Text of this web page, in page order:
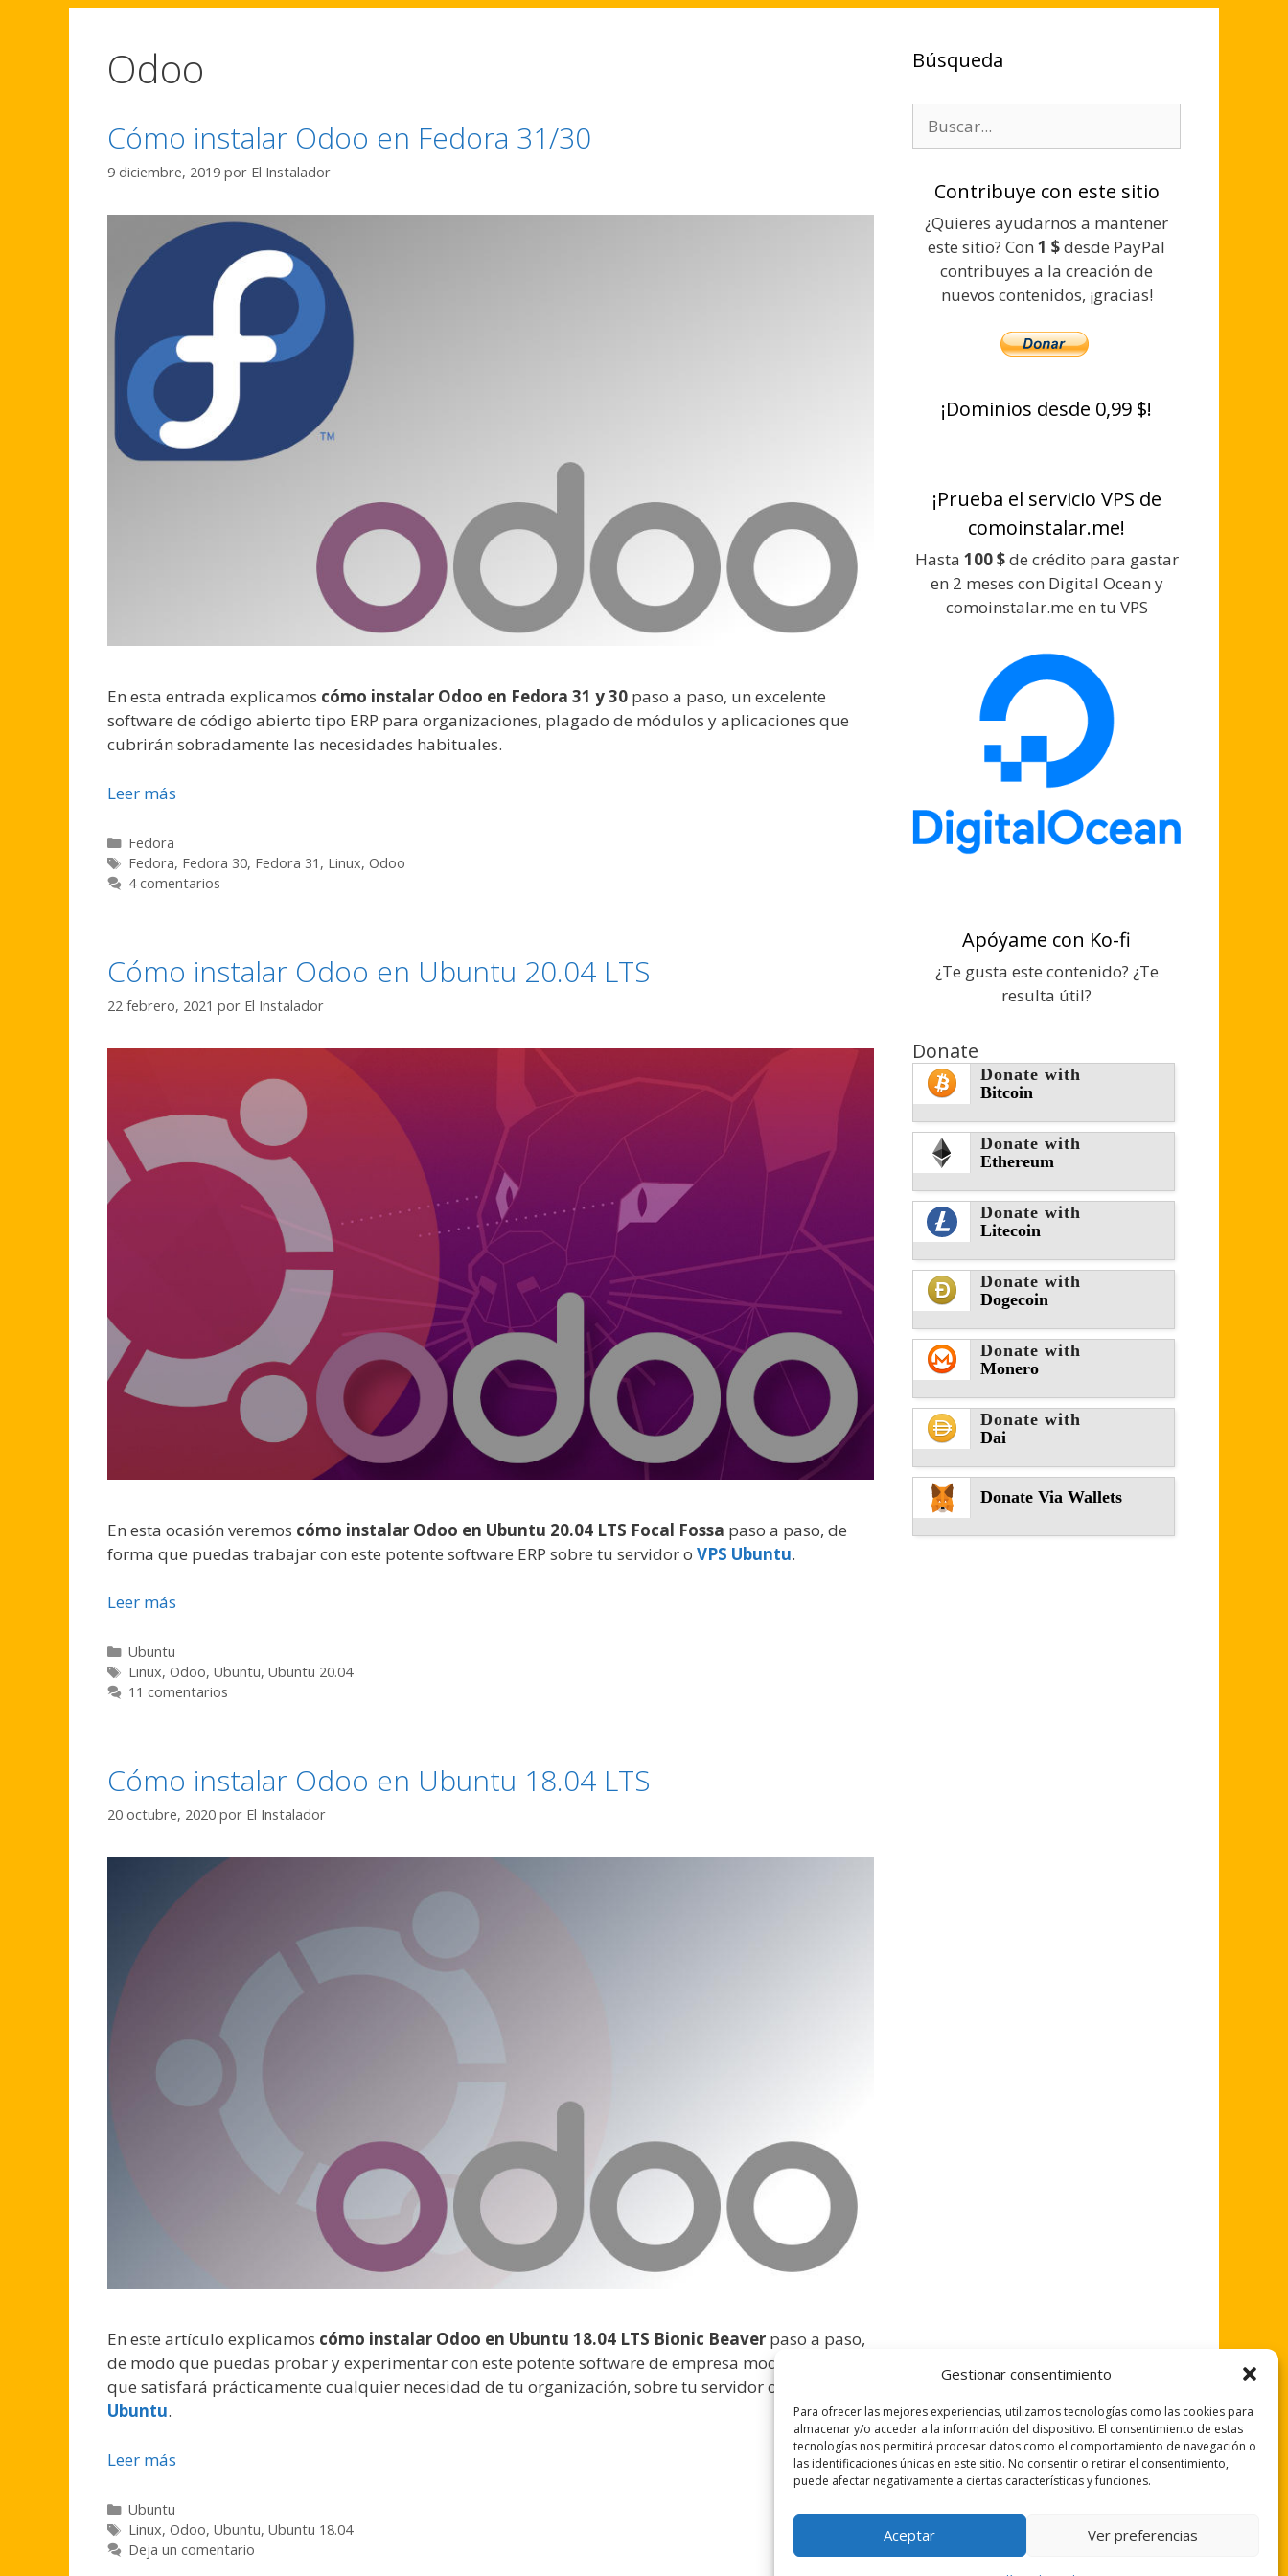
Gestionar consentimiento
Para ofrecer las mejores experiencias, utilizamos tecnologías como las cookies para
almacenar y/o acceder a la información del dispositivo. El consentimiento de estas
tecnologías nos permitirá procesar datos como el comportamiento de navegación o
las identificaciones únicas en este sitio. No consentir o retirar el consentimiento,
puede afectar negativamente a ciertas características y funciones.
Aceptar Ver preferencias
Odoo
Cómo instalar Odoo en Fedora 31/30
9 diciembre, 2019 por El Instalador
En esta entrada explicamos cómo instalar Odoo en Fedora 31 y 30 paso a paso, un excelente
software de código abierto tipo ERP para organizaciones, plagado de módulos y aplicaciones que
cubrirán sobradamente las necesidades habituales.
Leer más
Categorías
Fedora
Etiquetas
Fedora, Fedora 30, Fedora 31 , Linux, Odoo
4 comentarios
Cómo instalar Odoo en Ubuntu 20.04 LTS
22 febrero, 2021 por El Instalador
En esta ocasión veremos cómo instalar Odoo en Ubuntu 20.04 LTS Focal Fossa paso a paso, de
forma que puedas trabajar con este potente software ERP sobre tu servidor o VPS Ubuntu.
Leer más
Categorías
Ubuntu
Etiquetas
Linux, Odoo, Ubuntu, Ubuntu 20.04
11 comentarios
Cómo instalar Odoo en Ubuntu 18.04 LTS
20 octubre, 2020 por El Instalador
En este artículo explicamos cómo instalar Odoo en Ubuntu 18.04 LTS Bionic Beaver paso a paso,
de modo que puedas probar y experimentar con este potente software de empresa modularizado,
que satisfará prácticamente cualquier necesidad de tu organización, sobre tu servidor o
Ubuntu.
Leer más
Categorías
Ubuntu
Etiquetas
Linux, Odoo, Ubuntu, Ubuntu 18.04
Deja un comentario
Búsqueda
Contribuye con este sitio
¿Quieres ayudarnos a mantener
este sitio? Con 1 $desde PayPal
contribuyes a la creación de
nuevos contenidos, ¡gracias!
¡Dominios desde 0,99 $!
¡Prueba el servicio VPS de
comoinstalar.me!
Hasta 100 $de crédito para gastar
en 2 meses con Digital Ocean y
comoinstalar.me en tu VPS
Apóyame con Ko-fi
¿Te gusta este contenido? ¿Te
resulta útil?
Donate
Donate with
Bitcoin
Donate with
Ethereum
Donate with
Litecoin
Donate with
Dogecoin
Donate with
Monero
Donate with
Dai
Donate Via Wallets